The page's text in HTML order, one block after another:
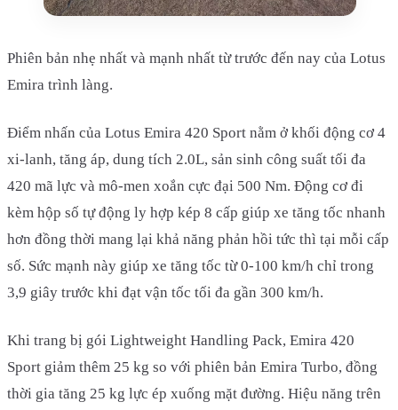
Phiên bản nhẹ nhất và mạnh nhất từ trước đến nay của Lotus
Emira trình làng.
Điểm nhấn của Lotus Emira 420 Sport nằm ở khối động cơ 4
xi-lanh, tăng áp, dung tích 2.0L, sản sinh công suất tối đa
420 mã lực và mô-men xoắn cực đại 500 Nm. Động cơ đi
kèm hộp số tự động ly hợp kép 8 cấp giúp xe tăng tốc nhanh
hơn đồng thời mang lại khả năng phản hồi tức thì tại mỗi cấp
số. Sức mạnh này giúp xe tăng tốc từ 0-100 km/h chỉ trong
3,9 giây trước khi đạt vận tốc tối đa gần 300 km/h.
Khi trang bị gói Lightweight Handling Pack, Emira 420
Sport giảm thêm 25 kg so với phiên bản Emira Turbo, đồng
thời gia tăng 25 kg lực ép xuống mặt đường. Hiệu năng trên